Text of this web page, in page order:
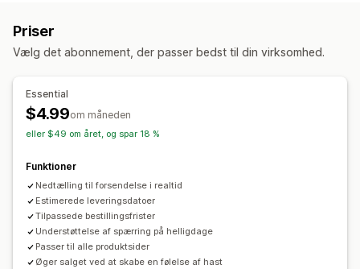
Timertype
Tidsbegrænset kampagne
Priser
Vælg det abonnement, der passer bedst til din virksomhed.
Essential
$4.99om måneden
eller $49 om året, og spar 18 %
Funktioner
Nedtælling til forsendelse i realtid
Estimerede leveringsdatoer
Tilpassede bestillingsfrister
Understøttelse af spærring på helligdage
Passer til alle produktsider
Øger salget ved at skabe en følelse af hast